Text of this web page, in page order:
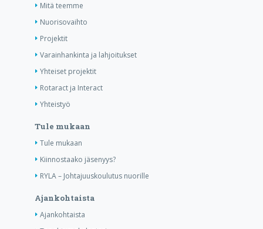
Mitä teemme
Nuorisovaihto
Projektit
Varainhankinta ja lahjoitukset
Yhteiset projektit
Rotaract ja Interact
Yhteistyö
Tule mukaan
Tule mukaan
Kiinnostaako jäsenyys?
RYLA – Johtajuuskoulutus nuorille
Ajankohtaista
Ajankohtaista